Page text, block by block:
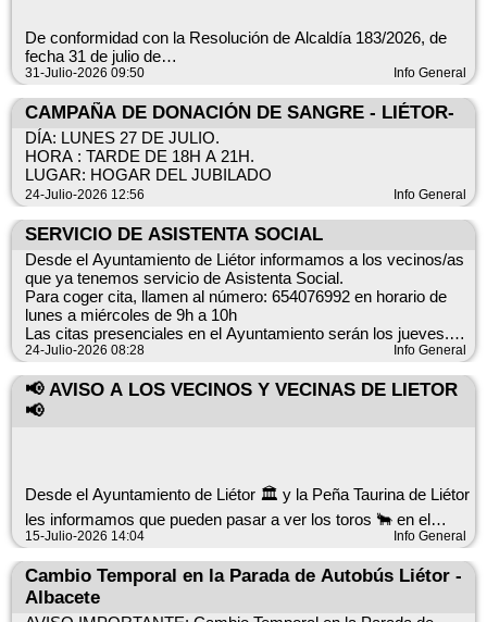
hostelería en las calles citadas.
-NUEVOS USUARIOS:
¿ Qué hacer para darse de alta en la aplicación?
Deben pasarse por este Ayuntamiento para comunicación
para comunicar sus datos.
Horario de atención: De 12:00 h a 13:00 h
!! NOTA PARA USUARIOS DEL AÑO ANTERIOR:
Se informa a los usuarios que se dieron de alta en el año
anterior que se ha modificado el número de teléfono del
servicio: (722277689)
¡¡Agradecemos la colaboración de todos los vecinos/as para
el buen desarrollo de nuestras Fiestas de Agosto.!!
De conformidad con la Resolución de Alcaldía 183/2026, de
fecha 31 de julio de
2026, por medio del presente anuncio se efectúa convocatoria
zonas en la Plaza Mayor y Plaza de la Diputación de Liétor,
para la instalación de
barras desmontables durante las fiestas de agosto de 2.026,
conforme a los
siguientes datos:
ZONA 1: PLAZA MAYOR: 120,00 € al alza
Características: 6 metros en la fachada lateral a la Plaza
Mayor, de inmueble
situado en la Calle Pilones nº1, por 2 metros de ancho
Situación: fachada lateral a la Plaza Mayor, de inmueble
Superficie: 12,00 metros cuadrados
Uso: Instalación barras desmontables días del 21 al 27 de
ZONA 2: PLAZA DIPUTACIÓN: 88,00 € al alza
Características: 4 m. de largo y 2,20 m. de ancho. Espacio
2 m.
Situación: Lateral del inmueble de Plaza Diputación nº 12 ( en
31-Julio-2026 09:50 Info General
CAMPAÑA DE DONACIÓN DE SANGRE - LIÉTOR-
DÍA: LUNES 27 DE JULIO.
HORA : TARDE DE 18H A 21H.
LUGAR: HOGAR DEL JUBILADO
24-Julio-2026 12:56 Info General
SERVICIO DE ASISTENTA SOCIAL
Desde el Ayuntamiento de Liétor informamos a los vecinos/as
que ya tenemos servicio de Asistenta Social.
Para coger cita, llamen al número: 654076992 en horario de
lunes a miércoles de 9h a 10h
Las citas presenciales en el Ayuntamiento serán los jueves.
Gracias
24-Julio-2026 08:28 Info General
📢 AVISO A LOS VECINOS Y VECINAS DE LIETOR
📢
Desde el Ayuntamiento de Liétor 🏛️ y la Peña Taurina de Liétor
les informamos que pueden pasar a ver los toros 🐂 en el
Corral del Cañico.
⏰ Horario de visita: De 18:00 h a 21:00 h
15-Julio-2026 14:04 Info General
Cambio Temporal en la Parada de Autobús Liétor -
Albacete